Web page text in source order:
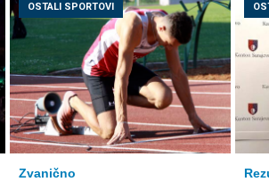
OSTALI SPORTOVI
Zvanično